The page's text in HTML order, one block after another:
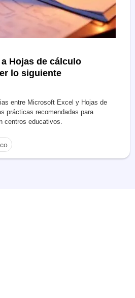
Hojas de cálculo
lo siguiente
entre Microsoft Excel y Hojas de
prácticas recomendadas para
centros educativos.